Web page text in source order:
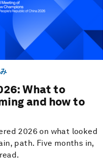
What to
and how to
2026 on what looked
path. Five months in,